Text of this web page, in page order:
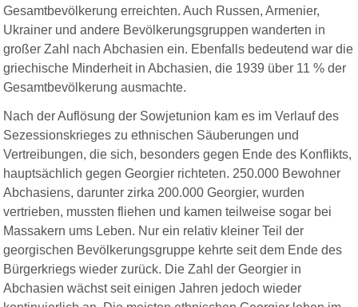
Gesamtbevölkerung erreichten. Auch Russen, Armenier,
Ukrainer und andere Bevölkerungsgruppen wanderten in
großer Zahl nach Abchasien ein. Ebenfalls bedeutend war die
griechische Minderheit in Abchasien, die 1939 über 11 % der
Gesamtbevölkerung ausmachte.
Nach der Auflösung der Sowjetunion kam es im Verlauf des
Sezessionskrieges zu ethnischen Säuberungen und
Vertreibungen, die sich, besonders gegen Ende des Konflikts,
hauptsächlich gegen Georgier richteten. 250.000 Bewohner
Abchasiens, darunter zirka 200.000 Georgier, wurden
vertrieben, mussten fliehen und kamen teilweise sogar bei
Massakern ums Leben. Nur ein relativ kleiner Teil der
georgischen Bevölkerungsgruppe kehrte seit dem Ende des
Bürgerkriegs wieder zurück. Die Zahl der Georgier in
Abchasien wächst seit einigen Jahren jedoch wieder